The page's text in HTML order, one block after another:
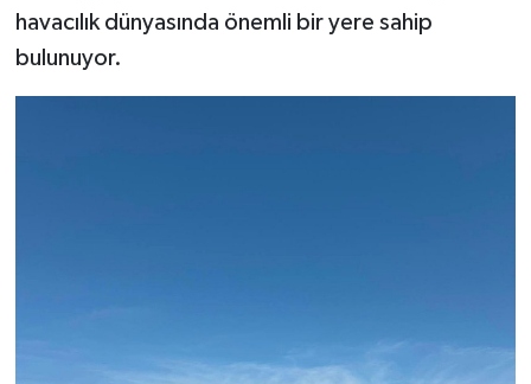
havacılık dünyasında önemli bir yere sahip
bulunuyor.